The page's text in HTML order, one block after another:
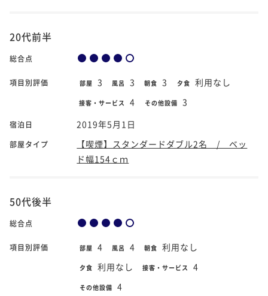
20代前半
総合点
項目別評価 部屋 3 風呂 3 朝食 3 夕食 利用なし
接客・サービス 4 その他設備 3
宿泊日 2019年5月1日
部屋タイプ
【喫煙】スタンダードダブル2名 / ベッ
ド幅154ｃｍ
50代後半
総合点
項目別評価 部屋 4 風呂 4 朝食 利用なし
夕食 利用なし 接客・サービス 4
その他設備 4